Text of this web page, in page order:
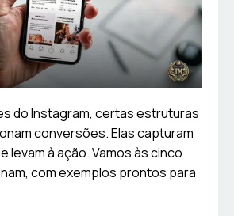
do Instagram, certas estruturas
conversões. Elas capturam
levam à ação. Vamos às cinco
com exemplos prontos para